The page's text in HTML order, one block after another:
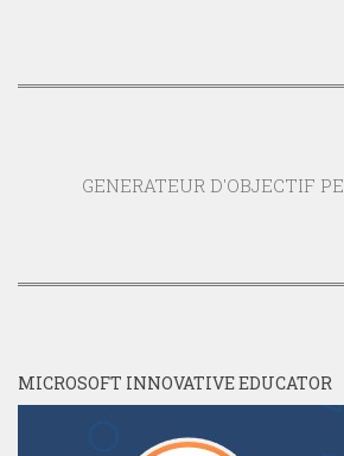
GENERATEUR D'OBJECTIF
MICROSOFT INNOVATIVE EDUCATOR